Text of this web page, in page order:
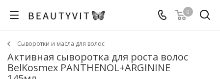
0
Сыворотки и масла для волос
Активная сыворотка для роста волос
BelKosmex PANTHENOL+ARGININE